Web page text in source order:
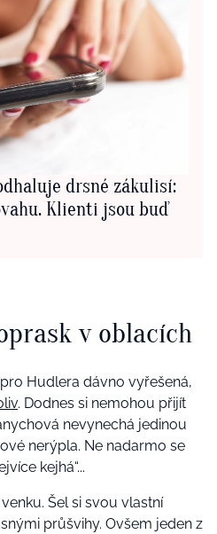
drsné zákulisí:
Klienti jsou buď
v oblacích
Hudlera dávno vyřešená,
. Dodnes si nemohou přijít
nevynechá jedinou
nerýpla. Ne nadarmo se
kejhá“...
Šel si svou vlastní
průšvihy. Ovšem jeden z